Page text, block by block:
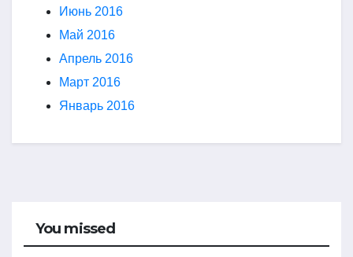
Июнь 2016
Май 2016
Апрель 2016
Март 2016
Январь 2016
You missed